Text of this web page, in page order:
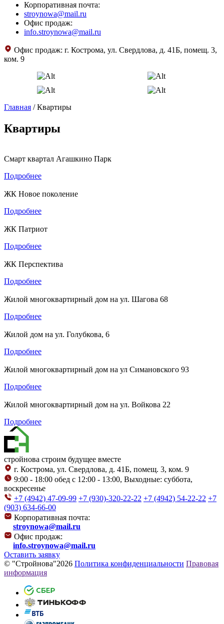
Корпоративная почта:
stroynowa@mail.ru
Офис продаж:
info.stroynowa@mail.ru
Офис продаж: г. Кострома, ул. Свердлова, д. 41Б, помещ. 3,
ком. 9
Главная /Квартиры
Квартиры
Смарт квартал Агашкино Парк
Подробнее
ЖК Новое поколение
Подробнее
ЖК Патриот
Подробнее
ЖК Перспектива
Подробнее
Жилой многоквартирный дом на ул. Шагова 68
Подробнее
Жилой дом на ул. Голубкова, 6
Подробнее
Жилой многоквартирный дом на ул Симановского 93
Подробнее
Жилой многоквартирный дом на ул. Войкова 22
Подробнее
стройнова строим будущее вместе
г. Кострома, ул. Свердлова, д. 41Б, помещ. 3, ком. 9
9:00 - 18:00 обед с 12:00 - 13:00, Выходные: суббота,
воскресенье
+7 (4942) 47-09-99 +7 (930)-320-22-22 +7 (4942) 54-22-22 +7
(903) 634-66-00
Корпоративная почта:
stroynowa@mail.ru
Офис продаж:
info.stroynowa@mail.ru
Оставить заявку
© "Стройнова"2026 Политика конфиденциальности Правовая
информация